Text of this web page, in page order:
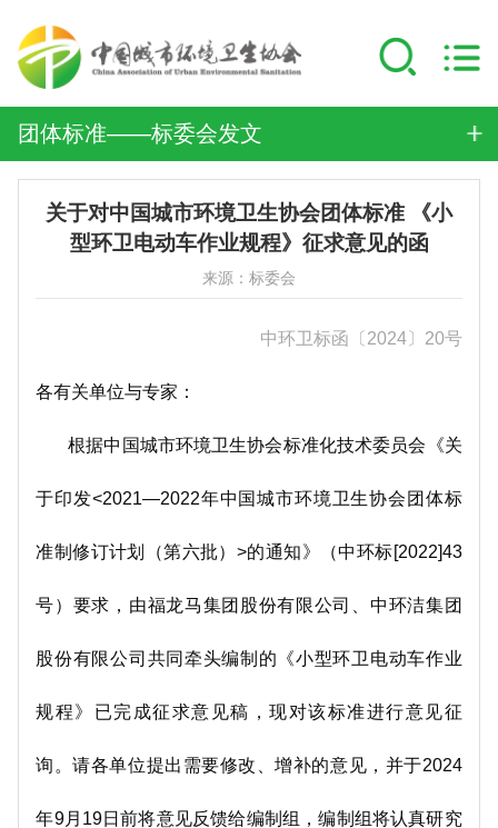
团体标准——标委会发文
关于对中国城市环境卫生协会团体标准 《小
型环卫电动车作业规程》征求意见的函
来源：标委会
中环卫标函〔2024〕20号
各有关单位与专家：
根据中国城市环境卫生协会标准化技术委员会《关
于印发<2021—2022年中国城市环境卫生协会团体标
准制修订计划（第六批）>的通知》（中环标[2022]43
号）要求，由福龙马集团股份有限公司、中环洁集团
股份有限公司共同牵头编制的《小型环卫电动车作业
规程》已完成征求意见稿，现对该标准进行意见征
询。请各单位提出需要修改、增补的意见，并于2024
年9月19日前将意见反馈给编制组，编制组将认真研究